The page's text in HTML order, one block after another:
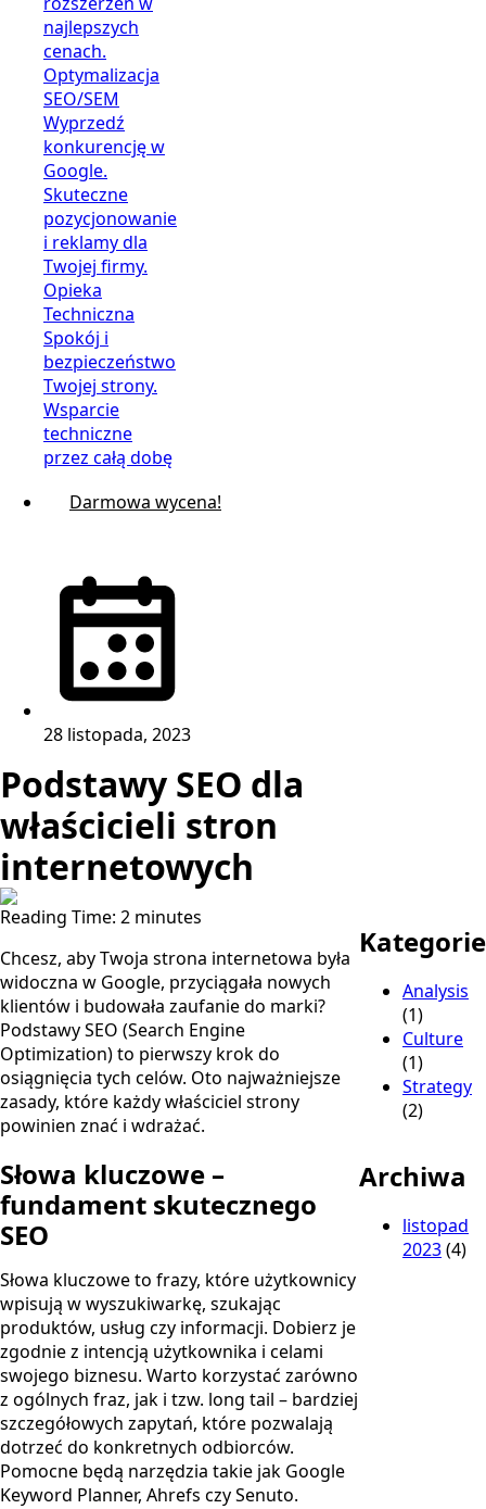
najlepszych
cenach.
Optymalizacja
SEO/SEM
Wyprzedź
konkurencję w
Google.
Skuteczne
pozycjonowanie
i reklamy dla
Twojej firmy.
Opieka
Techniczna
Spokój i
bezpieczeństwo
Twojej strony.
Wsparcie
techniczne
przez całą dobę
Darmowa wycena!
28 listopada, 2023
Podstawy SEO dla
właścicieli stron
internetowych
Reading Time: 2 minutes
Chcesz, aby Twoja strona internetowa była
widoczna w Google, przyciągała nowych
klientów i budowała zaufanie do marki?
Podstawy SEO (Search Engine
Optimization) to pierwszy krok do
osiągnięcia tych celów. Oto najważniejsze
zasady, które każdy właściciel strony
powinien znać i wdrażać.
Słowa kluczowe –
fundament skutecznego
SEO
Słowa kluczowe to frazy, które użytkownicy
wpisują w wyszukiwarkę, szukając
produktów, usług czy informacji. Dobierz je
zgodnie z intencją użytkownika i celami
swojego biznesu. Warto korzystać zarówno
z ogólnych fraz, jak i tzw. long tail – bardziej
szczegółowych zapytań, które pozwalają
dotrzeć do konkretnych odbiorców.
Pomocne będą narzędzia takie jak Google
Keyword Planner, Ahrefs czy Senuto.
Kategorie
Analysis
(1)
Culture
(1)
Strategy
(2)
Archiwa
listopad
2023(4)